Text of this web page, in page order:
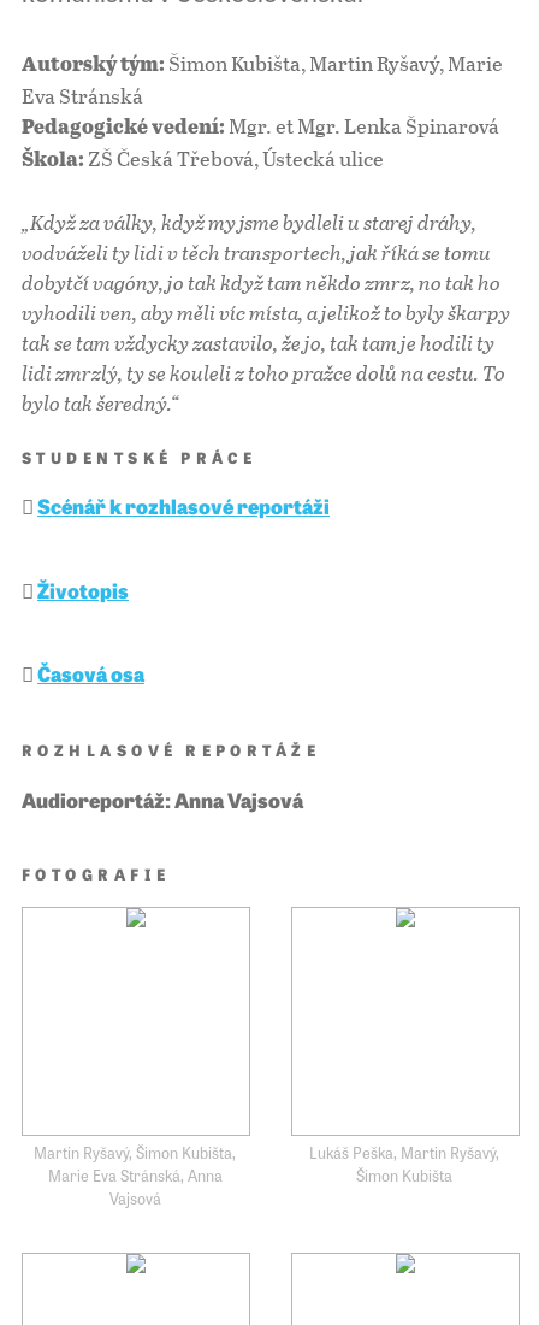
Autorský tým: Šimon Kubišta, Martin Ryšavý, Marie
Eva Stránská
Pedagogické vedení: Mgr. et Mgr. Lenka Špinarová
Škola: ZŠ Česká Třebová, Ústecká ulice
„Když za války, když my jsme bydleli u starej dráhy,
vodváželi ty lidi v těch transportech, jak říká se tomu
dobytčí vagóny, jo tak když tam někdo zmrz, no tak ho
vyhodili ven, aby měli víc místa, a jelikož to byly škarpy
tak se tam vždycky zastavilo, že jo, tak tam je hodili ty
lidi zmrzlý, ty se kouleli z toho pražce dolů na cestu. To
bylo tak šeredný.“
STUDENTSKÉ PRÁCE
Scénář k rozhlasové reportáži
Životopis
Časová osa
ROZHLASOVÉ REPORTÁŽE
Audioreportáž: Anna Vajsová
FOTOGRAFIE
Martin Ryšavý, Šimon Kubišta,
Marie Eva Stránská, Anna
Vajsová
Lukáš Peška, Martin Ryšavý,
Šimon Kubišta